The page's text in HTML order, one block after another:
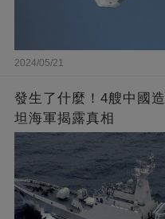
2024/05/21
發生了什麼！4艘中國
坦海軍揭露真相